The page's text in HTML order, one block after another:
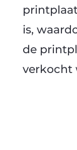
is,
de
verkocht